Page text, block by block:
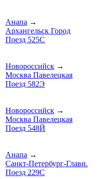
Анапа →
Архангельск Город
Поезд 525С
Новороссийск →
Москва Павелецкая
Поезд 582Э
Новороссийск →
Москва Павелецкая
Поезд 548Й
Анапа →
Санкт-Петербург-Главн.
Поезд 229С